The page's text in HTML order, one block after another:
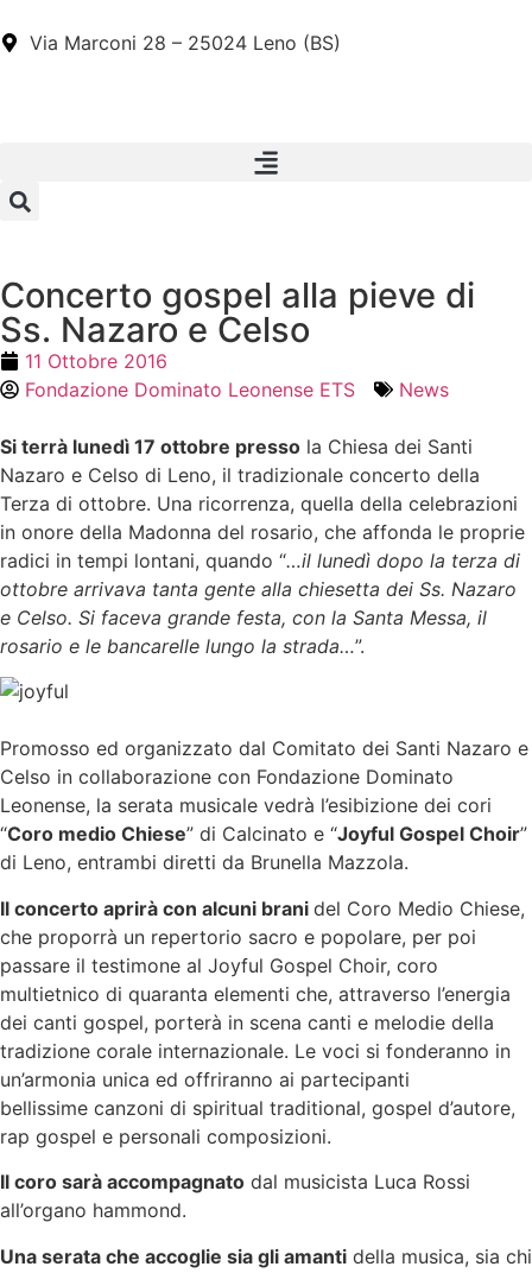
Via Marconi 28 – 25024 Leno (BS)
Concerto gospel alla pieve di
Ss. Nazaro e Celso
11 Ottobre 2016
Fondazione Dominato Leonense ETS
News
Si terrà lunedì 17 ottobre presso la Chiesa dei Santi
Nazaro e Celso di Leno, il tradizionale concerto della
Terza di ottobre. Una ricorrenza, quella della celebrazioni
in onore della Madonna del rosario, che affonda le proprie
radici in tempi lontani, quando “…il lunedì dopo la terza di
ottobre arrivava tanta gente alla chiesetta dei Ss. Nazaro
e Celso. Si faceva grande festa, con la Santa Messa, il
rosario e le bancarelle lungo la strada…”.
Promosso ed organizzato dal Comitato dei Santi Nazaro e
Celso in collaborazione con Fondazione Dominato
Leonense, la serata musicale vedrà l’esibizione dei cori
“Coro medio Chiese” di Calcinato e “Joyful Gospel Choir”
di Leno, entrambi diretti da Brunella Mazzola.
Il concerto aprirà con alcuni brani del Coro Medio Chiese,
che proporrà un repertorio sacro e popolare, per poi
passare il testimone al Joyful Gospel Choir, coro
multietnico di quaranta elementi che, attraverso l’energia
dei canti gospel, porterà in scena canti e melodie della
tradizione corale internazionale. Le voci si fonderanno in
un’armonia unica ed offriranno ai partecipanti
bellissime canzoni di spiritual traditional, gospel d’autore,
rap gospel e personali composizioni.
Il coro sarà accompagnato dal musicista Luca Rossi
all’organo hammond.
Una serata che accoglie sia gli amanti della musica, sia chi